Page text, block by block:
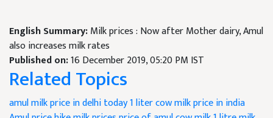
English Summary:Milk prices : Now after Mother dairy, Amul
also increases milk rates
Published on:16 December 2019, 05:20 PM IST
Related Topics
amul milk price in delhi today1 liter cow milk price in india